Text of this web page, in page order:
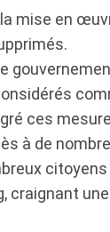
mise en
ces
à de
craignant